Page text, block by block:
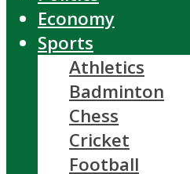
Economy
Sports
Athletics
Badminton
Chess
Cricket
Football